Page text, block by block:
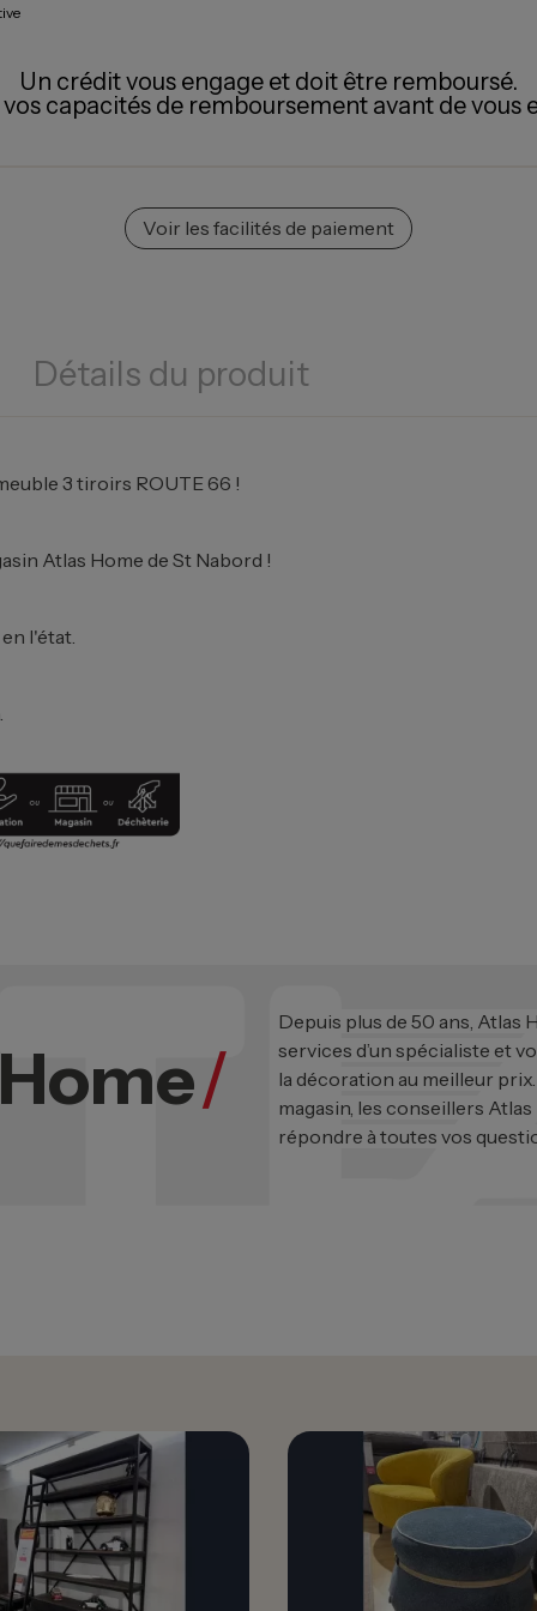
Un crédit vous engage et doit être remboursé.
capacités de remboursement avant de vous
Voir les facilités de paiement
Détails du produit
3 tiroirs ROUTE 66 !
Atlas Home de St Nabord !
l'état.
/
Depuis plus de 50 ans, Atlas
services d’un spécialiste et
la décoration au meilleur
magasin, les conseillers
répondre à toutes vos